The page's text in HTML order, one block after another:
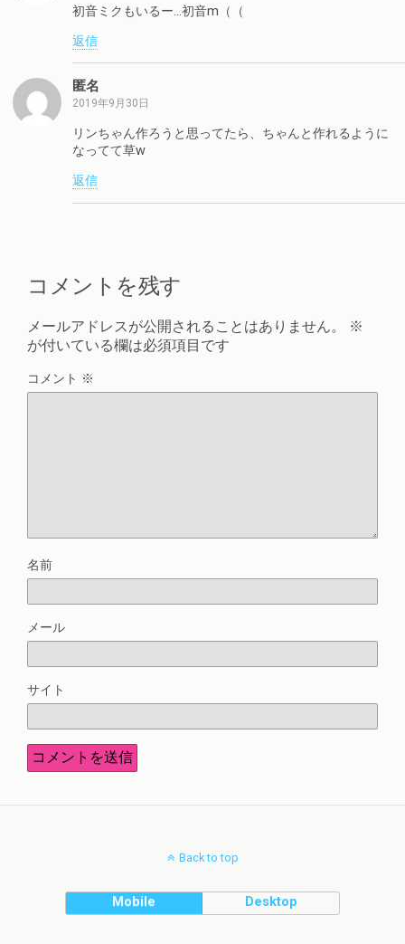
初音ミクもいるー…初音m（（
返信
匿名
2019年9月30日
リンちゃん作ろうと思ってたら、ちゃんと作れるように
なってて草w
返信
コメントを残す
メールアドレスが公開されることはありません。
※
が付いている欄は必須項目です
コメント ※
名前
メール
サイト
Back to top
Mobile Desktop